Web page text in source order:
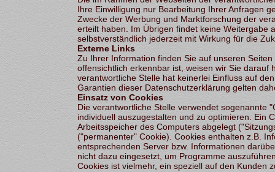
Ihre Einwilligung nur Bearbeitung Ihrer Anfragen
Zwecke der Werbung und Marktforschung der
erteilt haben. Im Übrigen findet keine Weitergabe
selbstverständlich jederzeit mit Wirkung für die
Externe Links
Zu Ihrer Information finden Sie auf unseren
offensichtlich erkennbar ist, weisen wir Sie
verantwortliche Stelle hat keinerlei Einfluss auf
Garantien dieser Datenschutzerklärung gelten
Einsatz von Cookies
Die verantwortliche Stelle verwendet sogenannte
individuell auszugestalten und zu optimieren. Ein
Arbeitsspeicher des Computers abgelegt
("permanenter" Cookie). Cookies enthalten z.B.
entsprechenden Server bzw. Informationen
nicht dazu eingesetzt, um Programme
Cookies ist vielmehr, ein speziell auf den Kunden